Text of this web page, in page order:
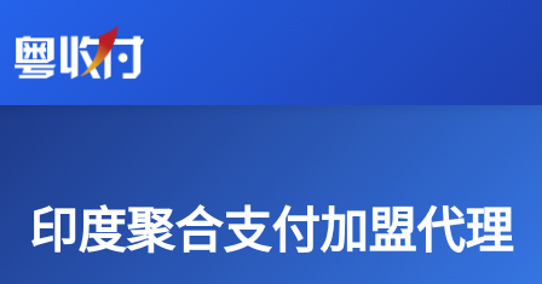
印度聚合支付加盟代理